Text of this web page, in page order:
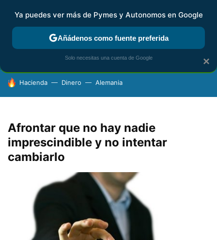
FISCALIDAD Y CONTABILIDAD KIT DIGITAL RENTA
HOY SE HABLA DE
Hacienda Dinero Alemania
Afrontar que no hay nadie
imprescindible y no intentar
cambiarlo
×
Ya puedes ver más de Pymes y Autonomos en Google
Añádenos como fuente preferida
Solo necesitas una cuenta de Google